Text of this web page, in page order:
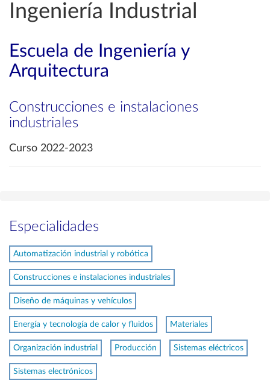
Ingeniería Industrial
Escuela de Ingeniería y
Arquitectura
Construcciones e instalaciones
industriales
Curso 2022-2023
Especialidades
Automatización industrial y robótica
Construcciones e instalaciones industriales
Diseño de máquinas y vehículos
Energía y tecnología de calor y fluidos Materiales
Organización industrial Producción Sistemas eléctricos
Sistemas electrónicos